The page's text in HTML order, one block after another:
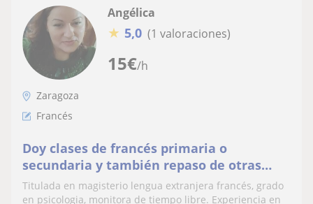
15€/h
Angélica
★ 5,0 (1 valoraciones)
Zaragoza
Francés
Doy clases de francés primaria o
secundaria y también repaso de otras
asignaturas de primaria
Titulada en magisterio lengua extranjera francés, grado
en psicologia, monitora de tiempo libre. Experiencia en